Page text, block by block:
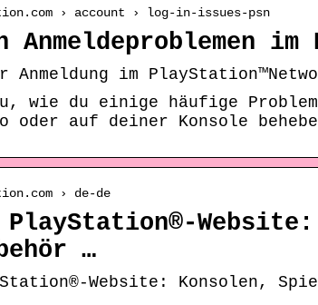
› account › log-in-issues-psn
Anmeldeproblemen im
Anmeldung im
wie du einige häufige
oder auf deiner Konsole
› de-de
Website:
…
Website: Konsolen,